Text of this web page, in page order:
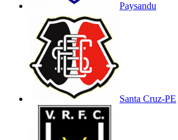
Paysandu
Santa Cruz-PE